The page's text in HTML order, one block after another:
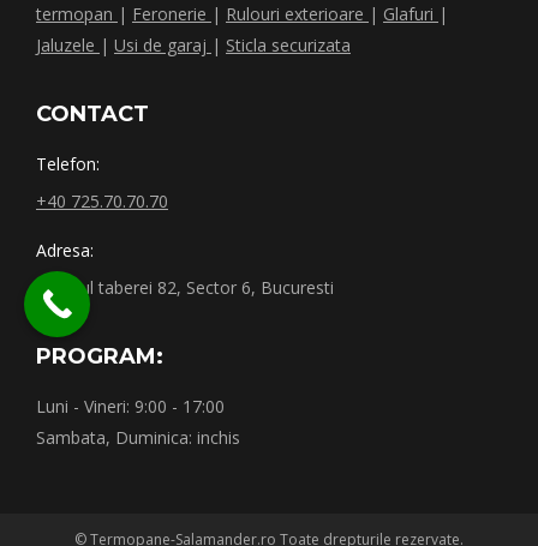
termopan | Feronerie | Rulouri exterioare | Glafuri |
Jaluzele | Usi de garaj | Sticla securizata
CONTACT
Telefon:
+40 725.70.70.70
Adresa:
Drumul taberei 82, Sector 6, Bucuresti
PROGRAM:
Luni - Vineri: 9:00 - 17:00
Sambata, Duminica: inchis
© Termopane-Salamander.ro Toate drepturile rezervate.